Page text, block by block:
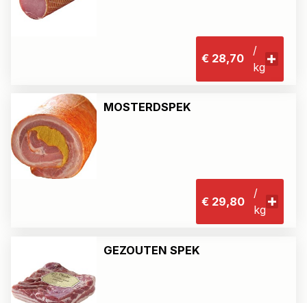
€ 28,70
/
kg
MOSTERDSPEK
€ 29,80
/
kg
GEZOUTEN SPEK